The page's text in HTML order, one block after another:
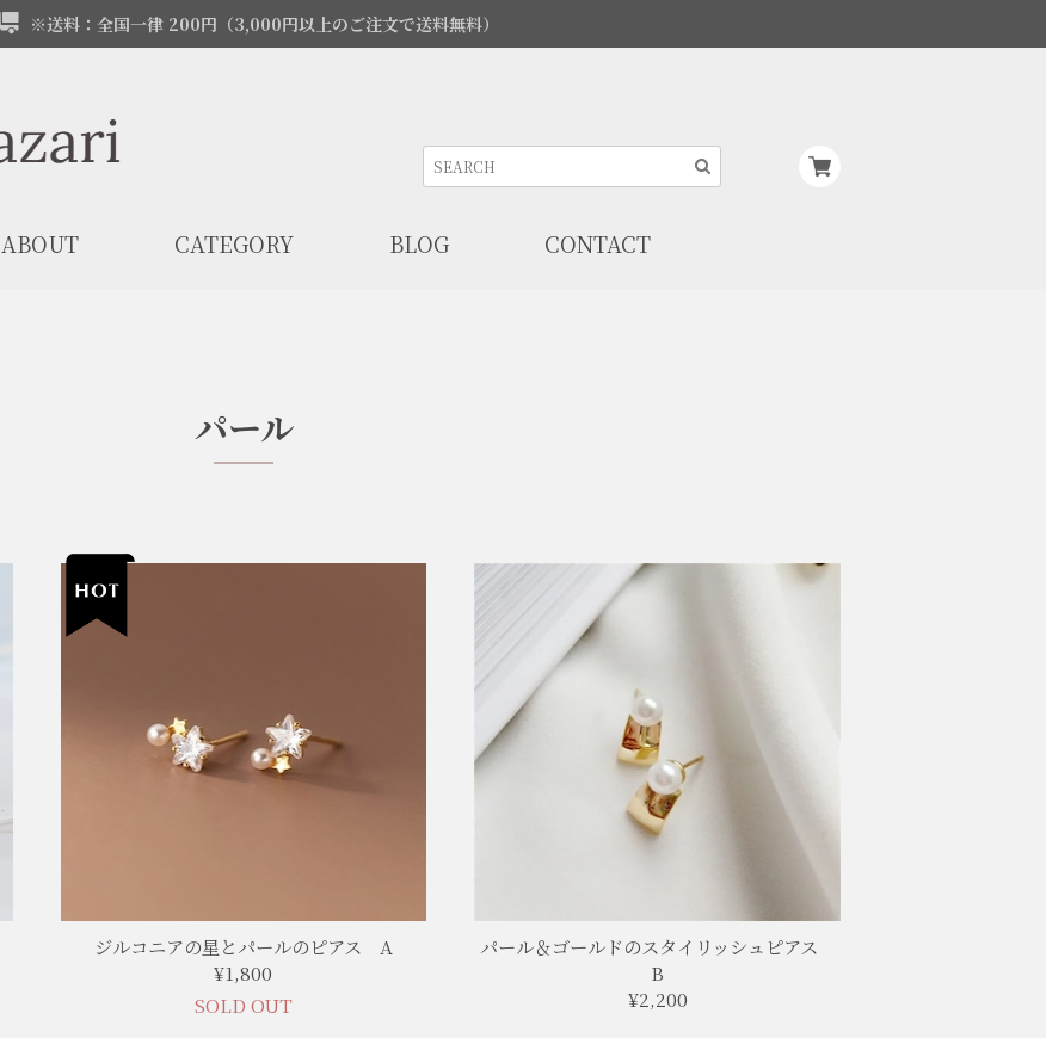
※送料：全国一律 200円（3,000円以上のご注文で送料無料）
ABOUT CATEGORY BLOG CONTACT
パール
ジルコニアの星とパールのピアス A
¥1,800
SOLD OUT
パール＆ゴールドのスタイリッシュピアス
B
¥2,200